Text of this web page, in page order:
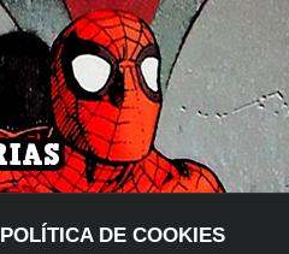
POLÍTICA DE COOKIES